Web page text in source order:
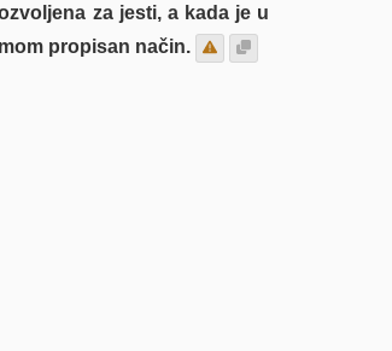
za jesti, a kada je u
propisan način.